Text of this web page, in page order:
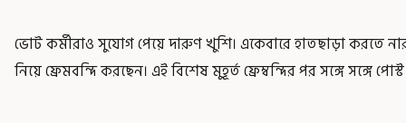
ভোট কর্মীরাও সুযোগ পেয়ে দারুণ খুশি। একেবারে হাতছাড়া করতে
নিয়ে ফ্রেমবন্দি করছেন। এই বিশেষ মুহূর্ত ফ্রেম্বন্দির পর সঙ্গে সঙ্গে